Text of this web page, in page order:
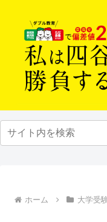
ホーム 大学受